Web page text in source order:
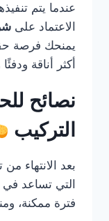
عندما يتم
الاعتماد على
يمنحك فرصة
أكثر أناقة
نصائح
التركيب
بعد الانتهاء
التي تساعد
فترة ممكنة،